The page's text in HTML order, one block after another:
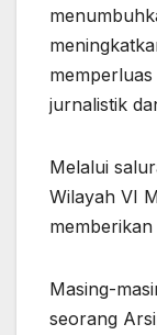
jurnalistik
Melalui
Wilayah VI
Masing-
seorang